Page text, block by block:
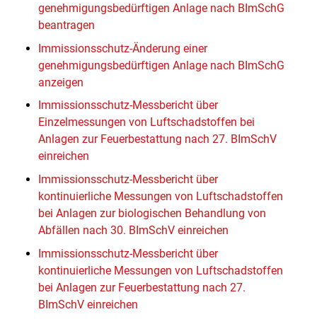
genehmigungsbedürftigen Anlage nach BImSchG
beantragen
Immissionsschutz-Änderung einer
genehmigungsbedürftigen Anlage nach BImSchG
anzeigen
Immissionsschutz-Messbericht über
Einzelmessungen von Luftschadstoffen bei
Anlagen zur Feuerbestattung nach 27. BImSchV
einreichen
Immissionsschutz-Messbericht über
kontinuierliche Messungen von Luftschadstoffen
bei Anlagen zur biologischen Behandlung von
Abfällen nach 30. BImSchV einreichen
Immissionsschutz-Messbericht über
kontinuierliche Messungen von Luftschadstoffen
bei Anlagen zur Feuerbestattung nach 27.
BImSchV einreichen